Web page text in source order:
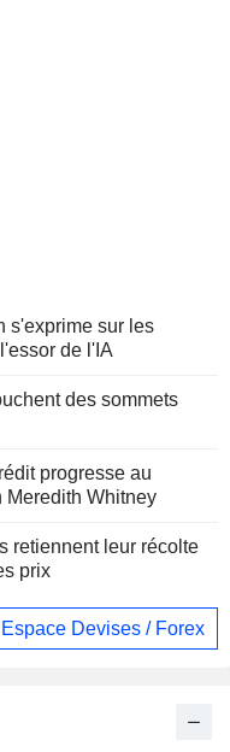
s'exprime sur les
de l'IA
des sommets
progresse au
Meredith Whitney
retiennent leur récolte
prix
Espace Devises / Forex